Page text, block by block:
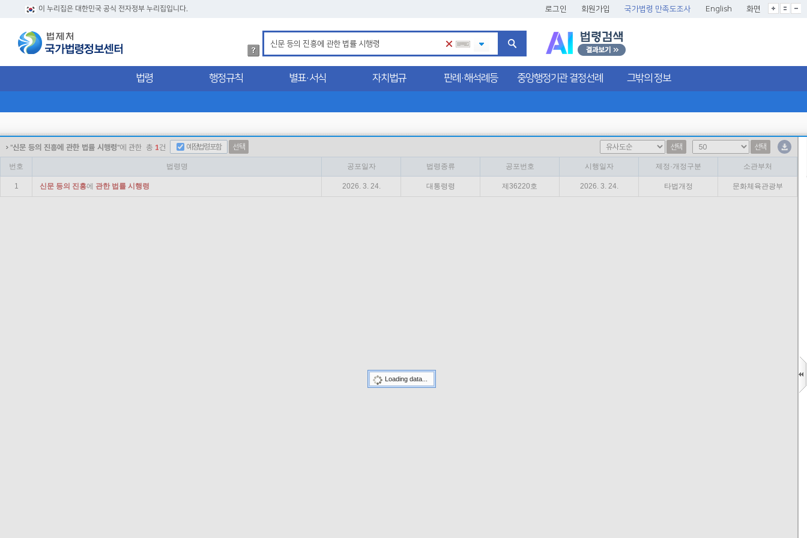
이 누리집은 대한민국 공식 전자정부 누리집입니다. 로그인 회원가입 국가법령 만족도조사 English 화면
글씨크기확대
글씨크기확대초기화
글씨크기축소
법
령
검
용
법령 행정규칙 별표·서식 자치법규 판례·해석례등 중앙행정기관 결정선례 그밖의 정보
"신문 등의 진흥에 관한 법률 시행령"에 관한 총 1건 예정법령포함 선택 선택 선택
번호 법령명 공포일자 법령종류 공포번호 시행일자 제정·개정구분 소관부처
1 신문 등의 진흥에 관한 법률 시행령 2026. 3. 24. 대통령령 제36220호 2026. 3. 24. 타법개정 문화체육관광부
Loading data...